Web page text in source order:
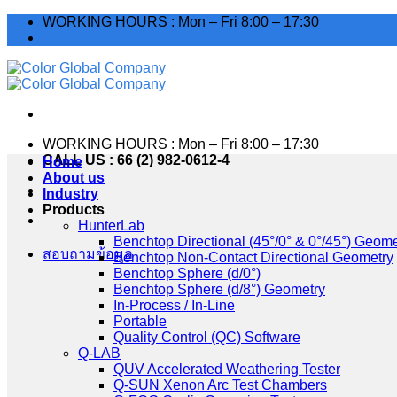
Skip
WORKING HOURS : Mon – Fri 8:00 – 17:30
WORKING HOURS : Mon – Fri 8:00 – 17:30
CALL US : 66 (2) 982-0612-4
สอบถามข้อมูล
Home
About us
Industry
Products
HunterLab
Benchtop Directional (45°/0° & 0°/45°)
Benchtop Non-Contact Directional Geometry
Benchtop Sphere (d/0°)
Benchtop Sphere (d/8°) Geometry
In-Process / In-Line
Portable
Quality Control (QC) Software
Q-LAB
QUV Accelerated Weathering Tester
Q-SUN Xenon Arc Test Chambers